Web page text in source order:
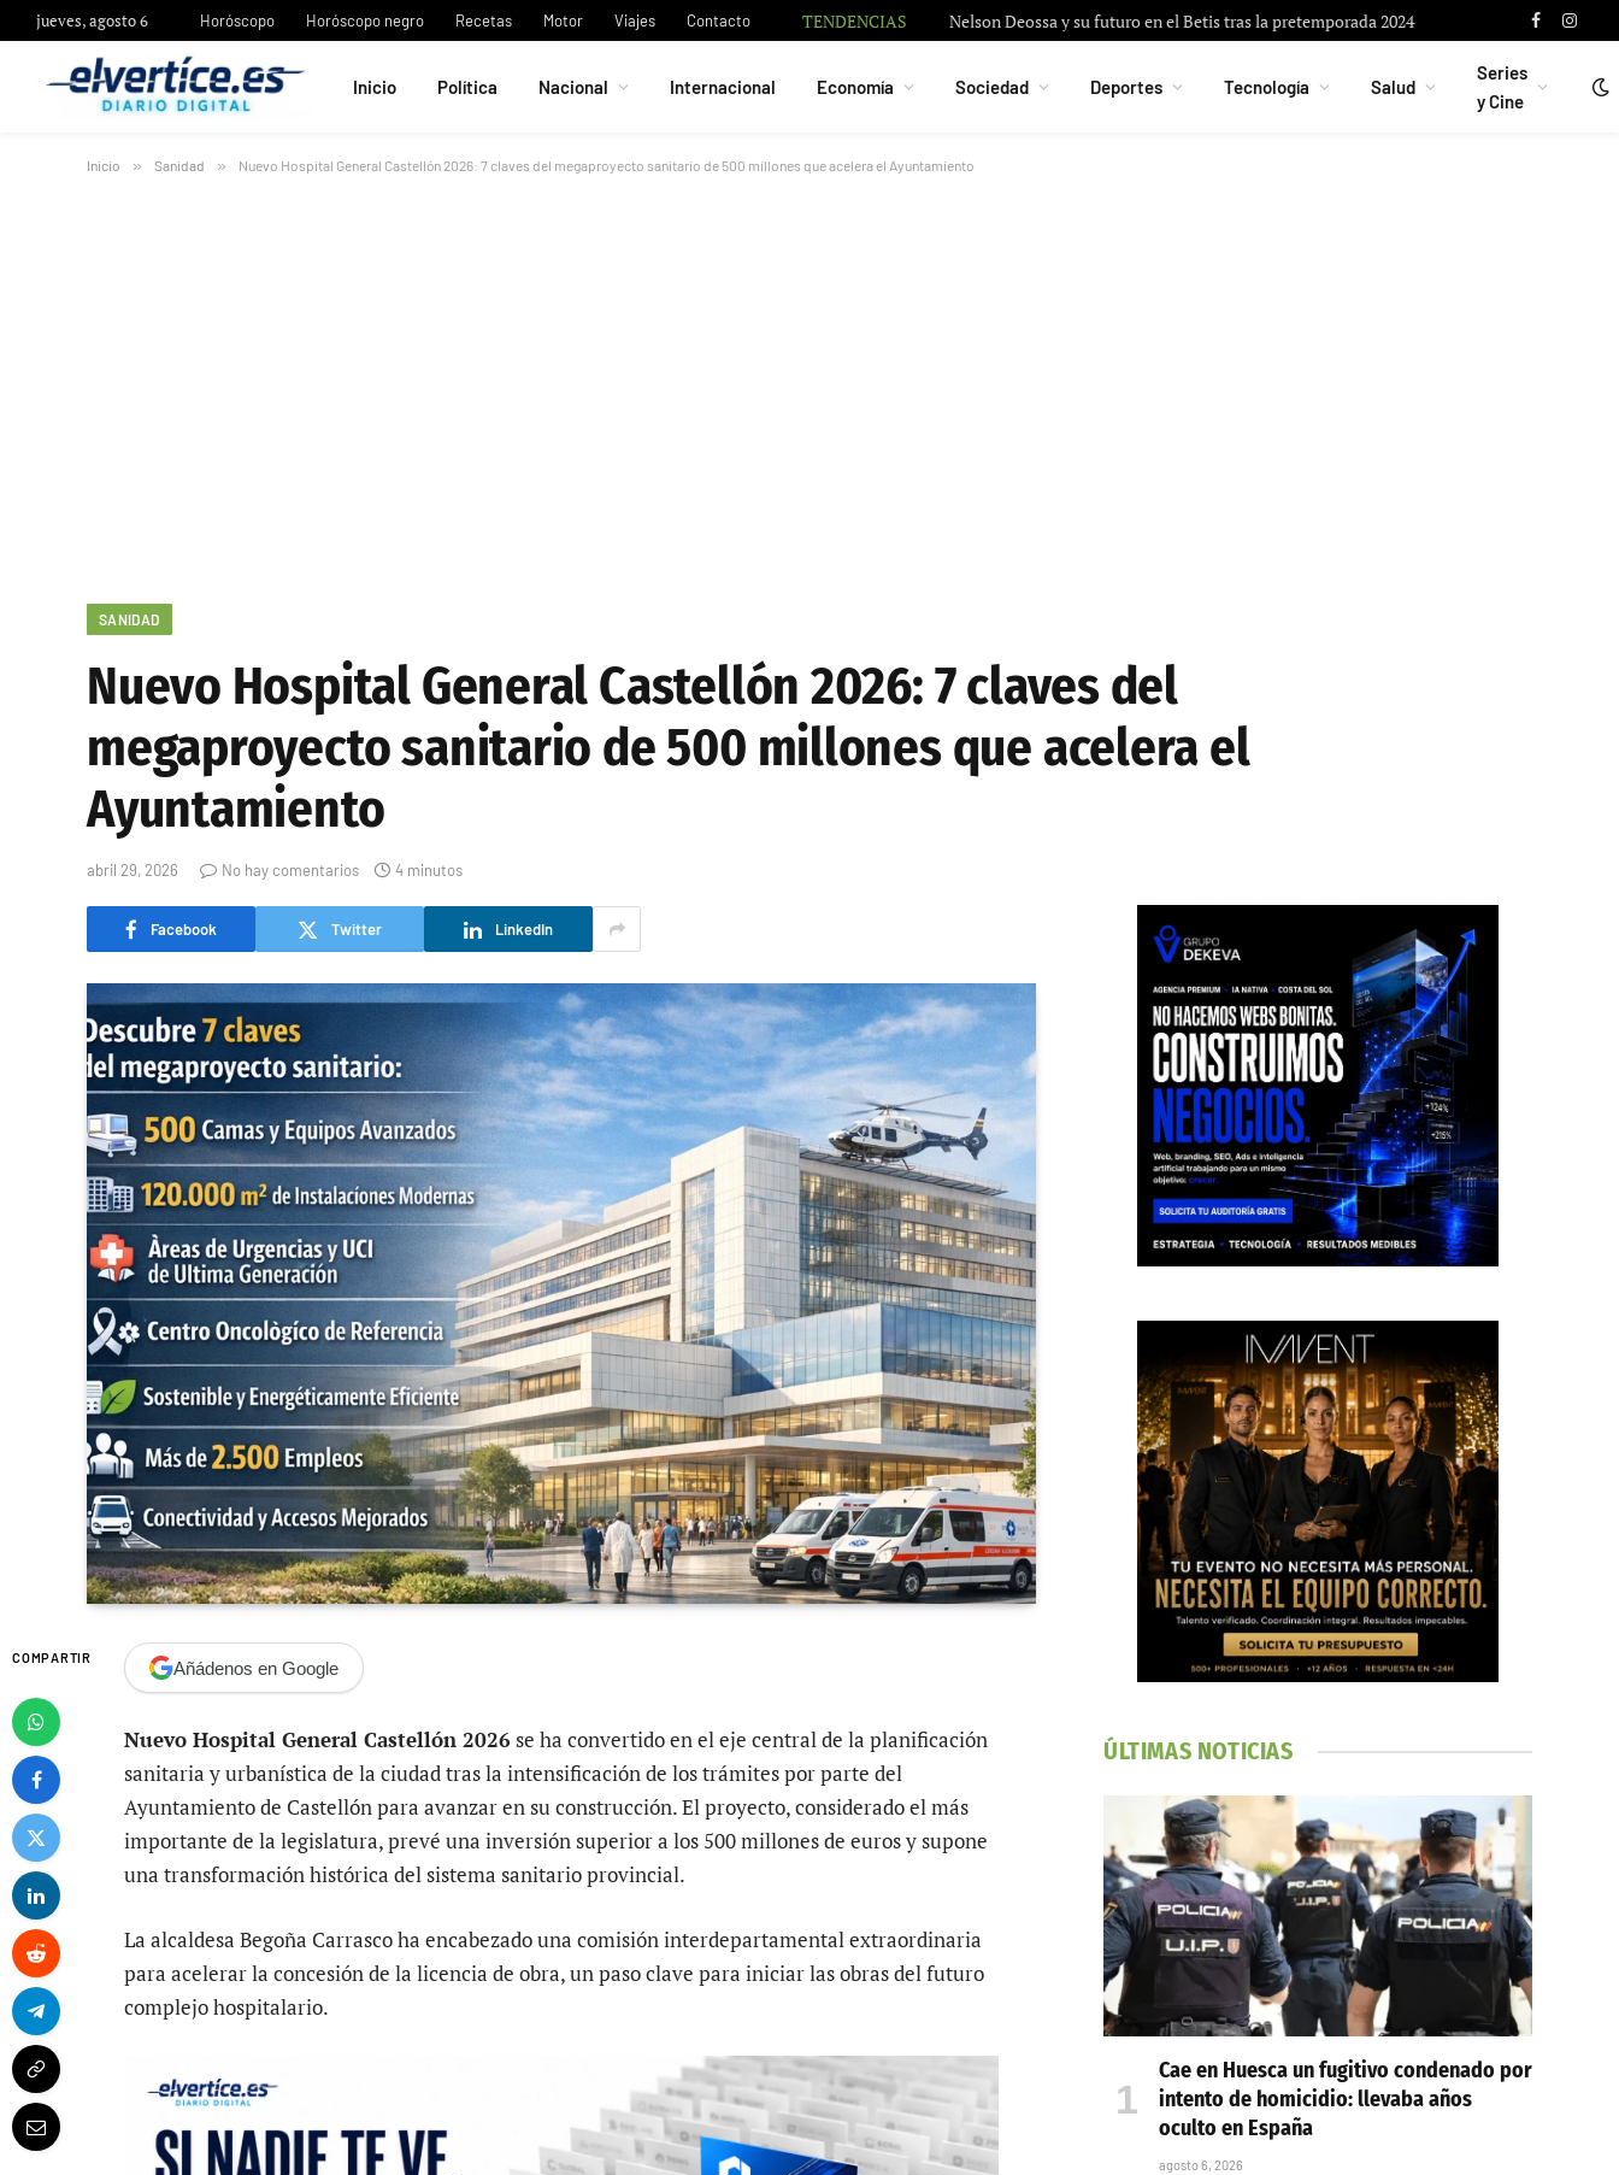
jueves, agosto 6 Horóscopo Horóscopo negro Recetas Motor Viajes Contacto TENDENCIAS Nelson Deossa y su futuro en el Betis tras la pretemporada 2024 Facebook
Inicio Política Nacional Internacional Economía Sociedad Deportes Tecnología Salud
Series
y Cine
Inicio » Sanidad » Nuevo Hospital General Castellón 2026: 7 claves del megaproyecto sanitario de 500 millones que acelera el Ayuntamiento
SANIDAD
Nuevo Hospital General Castellón 2026: 7 claves del
megaproyecto sanitario de 500 millones que acelera el
Ayuntamiento
abril 29, 2026 No hay comentarios 4 minutos
Facebook Twitter LinkedIn
COMPARTIR Añádenos en Google
Nuevo Hospital General Castellón 2026 se ha convertido en el eje central de la planificación
sanitaria y urbanística de la ciudad tras la intensificación de los trámites por parte del
Ayuntamiento de Castellón para avanzar en su construcción. El proyecto, considerado el más
importante de la legislatura, prevé una inversión superior a los 500 millones de euros y supone
una transformación histórica del sistema sanitario provincial.
La alcaldesa Begoña Carrasco ha encabezado una comisión interdepartamental extraordinaria
para acelerar la concesión de la licencia de obra, un paso clave para iniciar las obras del futuro
complejo hospitalario.
ÚLTIMAS NOTICIAS
Cae en Huesca un fugitivo condenado por
intento de homicidio: llevaba años
oculto en España
agosto 6, 2026